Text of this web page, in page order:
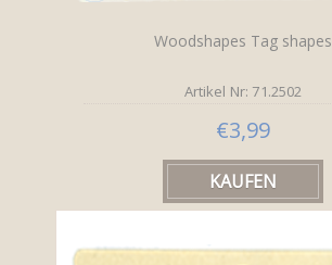
Woodshapes Tag shapes
Artikel Nr: 71.2502
€3,99